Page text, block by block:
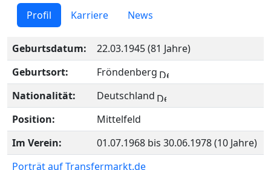
Profil Karriere News
Geburtsdatum:
22.03.1945 (81 Jahre)
Geburtsort:
Fröndenberg
Nationalität:
Deutschland
Position:
Mittelfeld
Im Verein:
01.07.1968 bis 30.06.1978 (10 Jahre)
Porträt auf Transfermarkt.de